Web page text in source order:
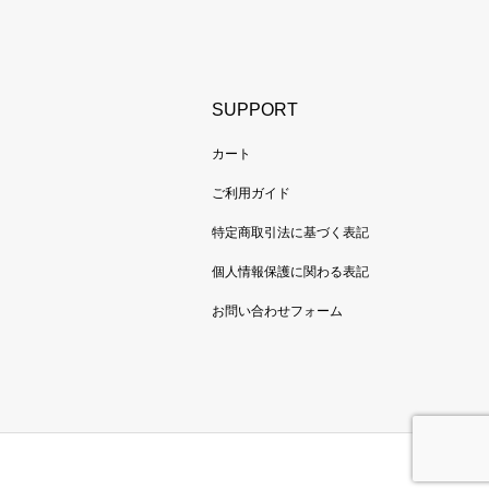
SUPPORT
カート
ご利用ガイド
特定商取引法に基づく表記
個人情報保護に関わる表記
お問い合わせフォーム